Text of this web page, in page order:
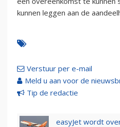
kunnen leggen aan de
Verstuur per e-mail
Meld u aan voor de
Tip de redactie
easyJet wordt